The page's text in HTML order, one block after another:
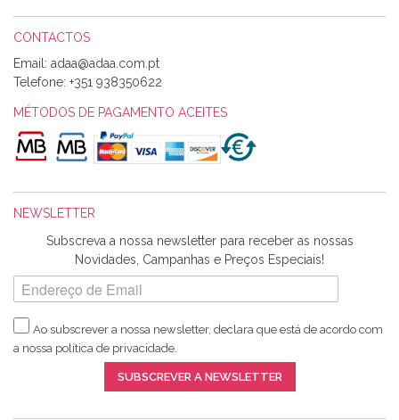
Alexandra Morais
Olá boa Noite. Os meus tecidos chegaram hoje. Muito
obrigada pelo miminho que dá um jeitaço pras minhas linhas
de bordar e não sei o que pões nos tecidos, mas que cheiram
maravilhosamente ... cheiram! :) Muito Obrigada.
Harita a minha encomenda já chegou. :) Muito obrigada pela
rapidez no envio, pela qualidade dos materiais que me
enviaste e pela simpatia de sempre. :)
Catarina Amaro
5 estrelas. Gosto muito do serviço. A Harita Chotalal é muito
CONTACTOS
Email:
Telefone: +351 938350622
MÉTODOS DE PAGAMENTO ACEITES
NEWSLETTER
Subscreva a nossa newsletter para receber as nossas
Novidades, Campanhas e Preços Especiais!
Ao subscrever a nossa newsletter, declara que está de acordo com
a nossa política de privacidade.
SUBSCREVER A NEWSLETTER